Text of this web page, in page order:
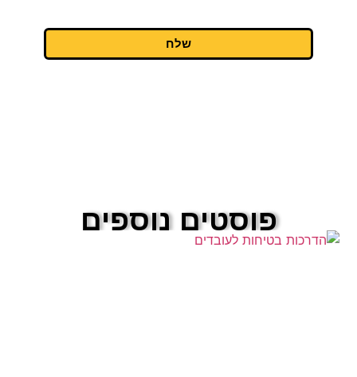
שלח
פוסטים נוספים